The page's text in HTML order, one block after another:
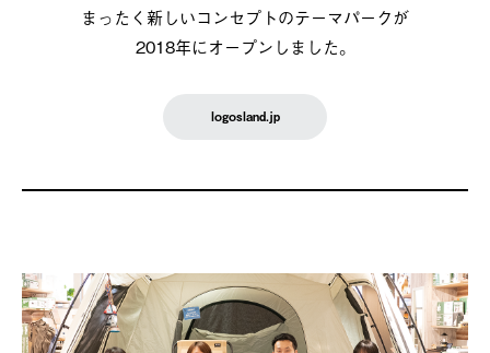
まったく新しいコンセプトのテーマパークが
2018年にオープンしました。
logosland.jp